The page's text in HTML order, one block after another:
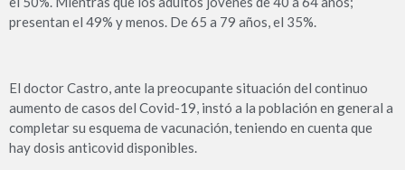
presentan el 49% y menos. De 65 a 79 años, el 35%.
El doctor Castro, ante la preocupante situación del continuo
aumento de casos del Covid-19, instó a la población en general a
completar su esquema de vacunación, teniendo en cuenta que
hay dosis anticovid disponibles.